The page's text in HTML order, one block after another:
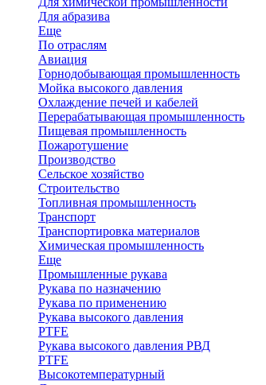
Для абразива
Еще
По отраслям
Авиация
Горнодобывающая промышленность
Мойка высокого давления
Охлаждение печей и кабелей
Перерабатывающая промышленность
Пищевая промышленность
Пожаротушение
Производство
Сельское хозяйство
Строительство
Топливная промышленность
Транспорт
Транспортировка материалов
Химическая промышленность
Еще
Промышленные рукава
Рукава по назначению
Рукава по применению
Рукава высокого давления
PTFE
Рукава высокого давления РВД
PTFE
Высокотемпературный